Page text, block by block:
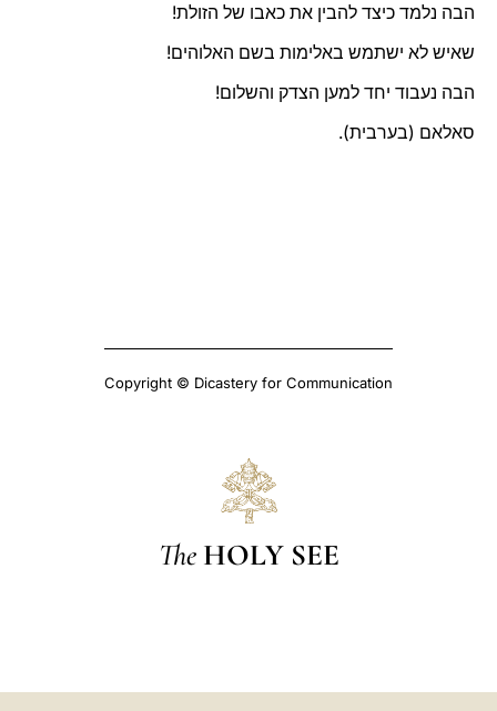
הבה נלמד כיצד להבין את כאבו של הזולת!
שאיש לא ישתמש באלימות בשם האלוהים!
הבה נעבוד יחד למען הצדק והשלום!
סאלאם (בערבית).
Copyright © Dicastery for Communication
The HOLY SEE